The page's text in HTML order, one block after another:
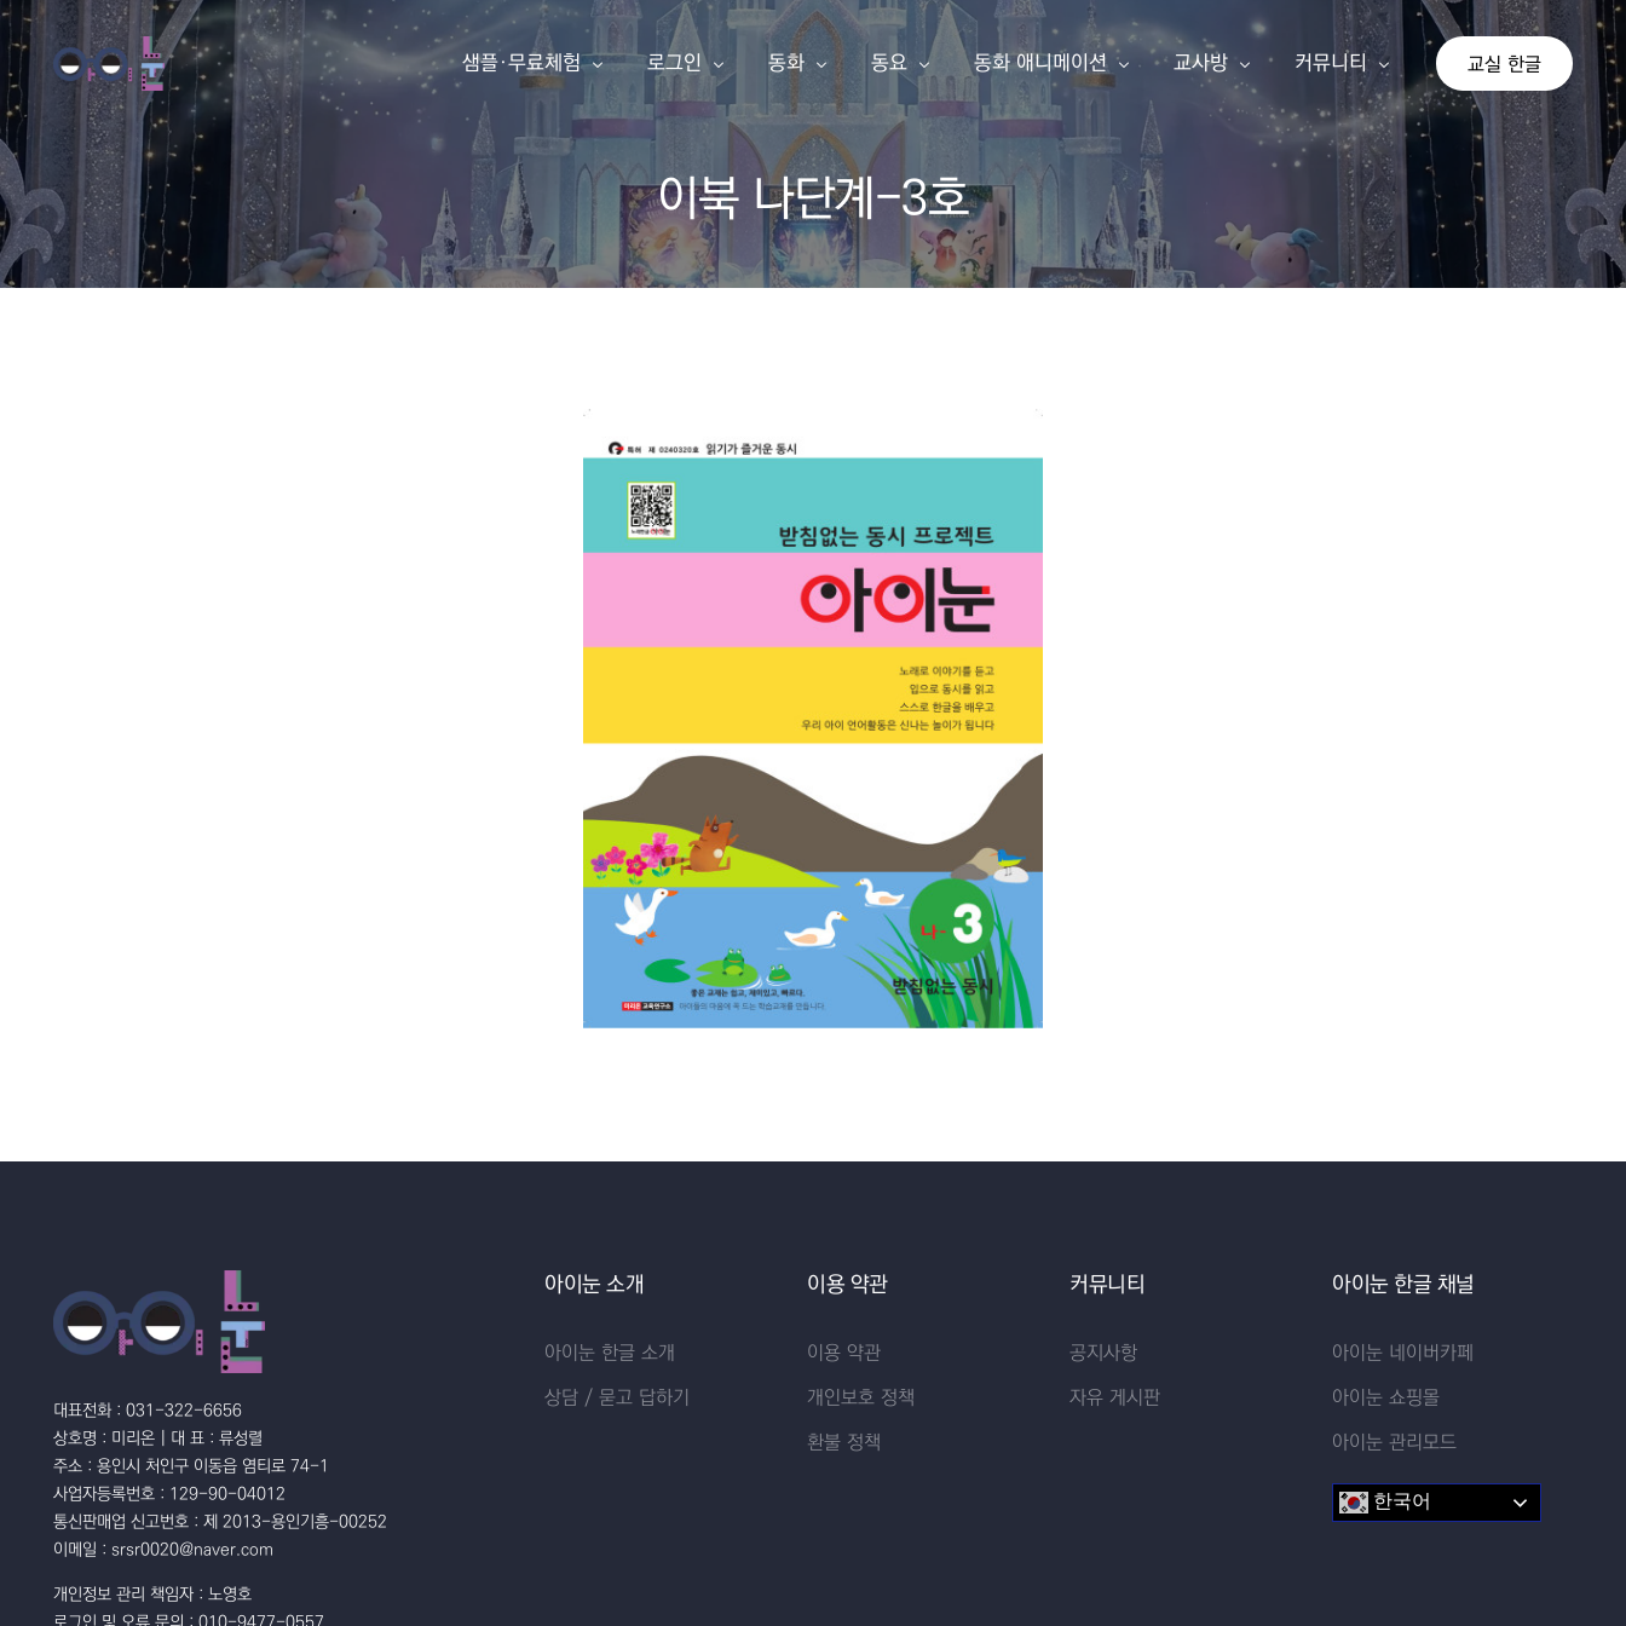
샘플·무료체험
한글 동화책 샘플
영어 동화책 샘플
동요
동요 샘플
아이눈 소개
로그인
동화책 만들기
내 동화책
구독 신청
동화
아이눈 이북
한글 동화책
영어 동화책
동요
아이눈 음악
주니어 싱어
동화 애니메이션
아이눈 동영상
동화 애니메이션
교사방
교사 등업신청
교실 한글
커뮤니티
공지사항
자유게시판
기존 게시판
교실 한글
이북 나단계-3호
대표전화 : 031-322-6656
상호명 : 미리온 | 대 표 : 류성렬
주소 : 용인시 처인구 이동읍 염티로 74-1
사업자등록번호 : 129-90-04012
통신판매업 신고번호 : 제 2013-용인기흥-00252
이메일 : srsr0020@naver.com
개인정보 관리 책임자 : 노영호
아이눈 소개
아이눈 한글 소개
상담 / 묻고 답하기
이용 약관
이용 약관
개인보호 정책
환불 정책
커뮤니티
공지사항
자유 게시판
아이눈 한글 채널
아이눈 네이버카페
아이눈 쇼핑몰
아이눈 관리모드
한국어